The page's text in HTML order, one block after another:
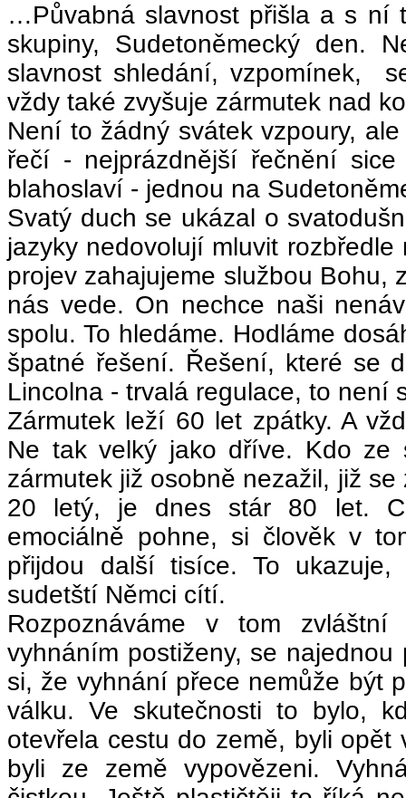
…Půvabná slavnost přišla a s ní
skupiny, Sudetoněmecký den.
slavnost shledání, vzpomínek,
vždy také zvyšuje zármutek nad
Není to žádný svátek vzpoury,
řečí - nejprázdnější řečnění
blahoslaví - jednou na
Svatý duch se ukázal o
jazyky nedovolují mluvit
projev zahajujeme službou Bohu,
nás vede. On nechce naši
spolu. To hledáme. Hodláme
špatné řešení. Řešení, které se
Lincolna - trvalá regulace, to není
Zármutek leží 60 let zpátky. A
Ne tak velký jako dříve. Kdo ze
zármutek již osobně nezažil, již
20 letý, je dnes stár 80 let.
emociálně pohne, si člověk v
přijdou další tisíce. To
sudetští Němci cítí.
Rozpoznáváme v tom
vyhnáním postiženy, se
si, že vyhnání přece nemůže být
válku. Ve skutečnosti to bylo,
otevřela cestu do země, byli
byli ze země vypovězeni.